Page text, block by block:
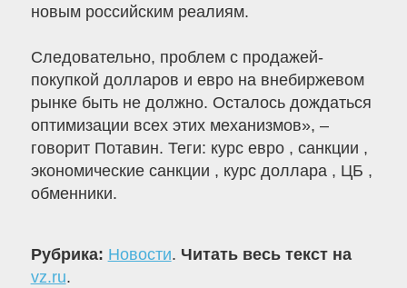
новым российским реалиям.
Следовательно, проблем с продажей-
покупкой долларов и евро на внебиржевом
рынке быть не должно. Осталось дождаться
оптимизации всех этих механизмов», –
говорит Потавин. Теги: курс евро , санкции ,
экономические санкции , курс доллара , ЦБ ,
обменники.
Рубрика: Новости. Читать весь текст на
vz.ru.